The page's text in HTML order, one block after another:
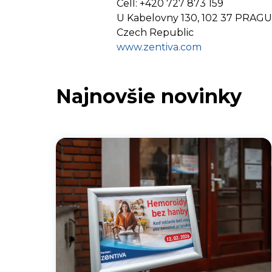
Cell: +420 727 873 159
U Kabelovny 130, 102 37
Czech Republic
www.zentiva.com
Najnovšie novinky